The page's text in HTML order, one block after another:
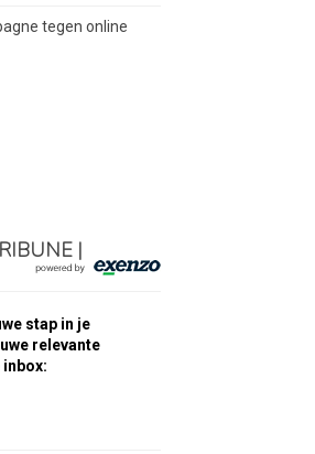
tegen online
|
stap in je
relevante